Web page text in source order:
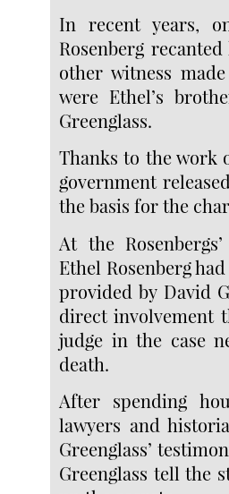
In recent years,
Rosenberg
other witness
were Ethel’s
Greenglass.
Thanks to the work
government
the basis for the
At the
Ethel Rosenberg
provided by David
direct involvement
judge in the case
death.
After spending
lawyers and
Greenglass’
Greenglass tell the